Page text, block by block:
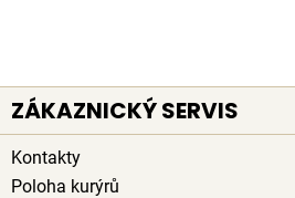
ZÁKAZNICKÝ SERVIS
Kontakty
Poloha kurýrů